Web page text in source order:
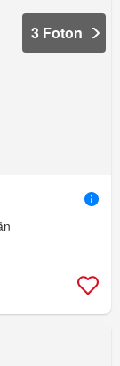
3 Foton